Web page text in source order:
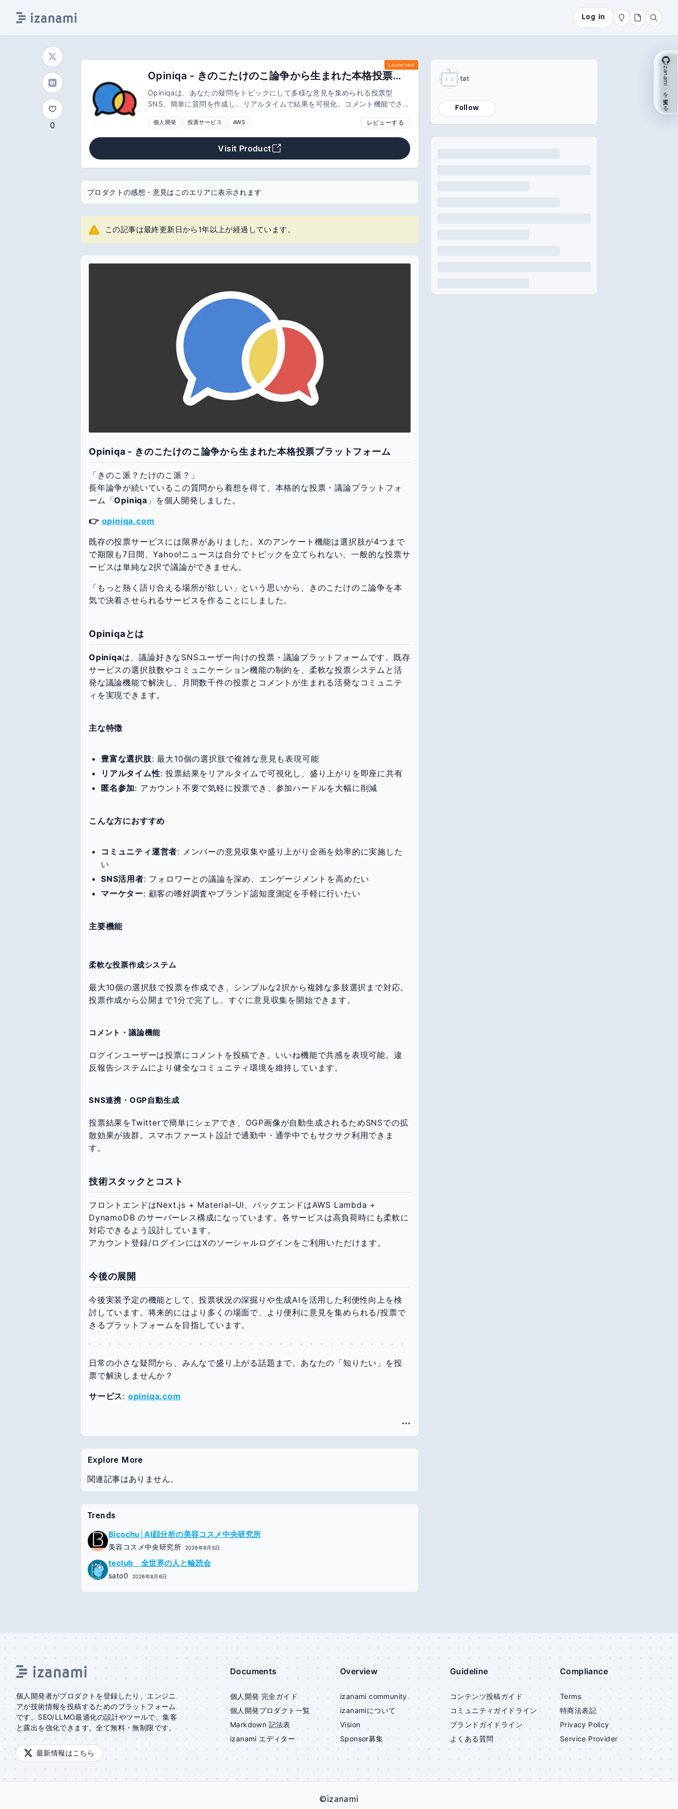
Log in
0
Launched
Opiniqa - きのこたけのこ論争から生まれた本格投票プラットフォーム
Opiniqaは、あなたの疑問をトピックにして多様な意見を集められる投票型
SNS。簡単に質問を作成し、リアルタイムで結果を可視化。コメント機能でさら
に深い意見交換も可能です。自分の関心事について、みんなの本音を知りたいと
きに。意見が集まる投票型SNS、opiniqaで新しい発見を
個人開発 投票サービス AWS レビューする
Visit Product
プロダクトの感想・意見はこのエリアに表示されます
この記事は最終更新日から1年以上が経過しています。
Opiniqa - きのこたけのこ論争から生まれた本格投票プラットフォーム
「きのこ派？たけのこ派？」
長年論争が続いているこの質問から着想を得て、本格的な投票・議論プラットフォ
ーム「Opiniqa 」を個人開発しました。
👉 opiniqa.com
既存の投票サービスには限界がありました。Xのアンケート機能は選択肢が4つまで
で期限も7日間、Yahoo!ニュースは自分でトピックを立てられない、一般的な投票サ
ービスは単純な2択で議論ができません。
「もっと熱く語り合える場所が欲しい」という思いから、きのこたけのこ論争を本
気で決着させられるサービスを作ることにしました。
Opiniqaとは
Opiniqaは、議論好きなSNSユーザー向けの投票・議論プラットフォームです。既存
サービスの選択肢数やコミュニケーション機能の制約を、柔軟な投票システムと活
発な議論機能で解決し、月間数千件の投票とコメントが生まれる活発なコミュニテ
ィを実現できます。
主な特徴
豊富な選択肢: 最大10個の選択肢で複雑な意見も表現可能
リアルタイム性: 投票結果をリアルタイムで可視化し、盛り上がりを即座に共有
匿名参加: アカウント不要で気軽に投票でき、参加ハードルを大幅に削減
こんな方におすすめ
コミュニティ運営者: メンバーの意見収集や盛り上がり企画を効率的に実施した
い
SNS活用者: フォロワーとの議論を深め、エンゲージメントを高めたい
マーケター: 顧客の嗜好調査やブランド認知度測定を手軽に行いたい
主要機能
柔軟な投票作成システム
最大10個の選択肢で投票を作成でき、シンプルな2択から複雑な多肢選択まで対応。
投票作成から公開まで1分で完了し、すぐに意見収集を開始できます。
コメント・議論機能
ログインユーザーは投票にコメントを投稿でき、いいね機能で共感を表現可能。違
反報告システムにより健全なコミュニティ環境を維持しています。
SNS連携・OGP自動生成
投票結果をTwitterで簡単にシェアでき、OGP画像が自動生成されるためSNSでの拡
散効果が抜群。スマホファースト設計で通勤中・通学中でもサクサク利用できま
す。
技術スタックとコスト
フロントエンドはNext.js + Material-UI、バックエンドはAWS Lambda +
DynamoDB のサーバーレス構成になっています。各サービスは高負荷時にも柔軟に
対応できるよう設計しています。
アカウント登録/ログインにはXのソーシャルログインをご利用いただけます。
今後の展開
今後実装予定の機能として、投票状況の深掘りや生成AIを活用した利便性向上を検
討しています。将来的にはより多くの場面で、より便利に意見を集められる/投票で
きるプラットフォームを目指しています。
日常の小さな疑問から、みんなで盛り上がる話題まで。あなたの「知りたい」を投
票で解決しませんか？
サービス: opiniqa.com
Explore More
関連記事はありません。
Trends
Bicochu│AI顔分析の美容コスメ中央研究所
美容コスメ中央研究所 2026年8月5日
teclub 全世界の人と輪読会
sato0 2026年8月6日
tat
Follow
個人開発者がプロダクトを登録したり、エンジニ
アが技術情報を投稿するためのプラットフォーム
です。SEO/LLMO最適化の設計やツールで、集客
と露出を強化できます。全て無料・無制限です。
最新情報はこちら
Documents
個人開発 完全ガイド
個人開発プロダクト一覧
Markdown 記法表
izanami エディター
Overview
izanami community
izanamiについて
Vision
Sponsor募集
Guideline
コンテンツ投稿ガイド
コミュニティガイドライン
ブランドガイドライン
よくある質問
Compliance
Terms
特商法表記
Privacy Policy
Service Provider
©izanami
izanami を支援する